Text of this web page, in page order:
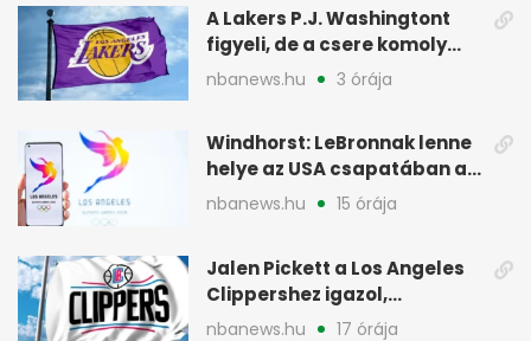
A Lakers P.J. Washingtont
figyeli, de a csere komoly
akadályokba ütközhet
nbanews.hu 3 órája
Windhorst: LeBronnak lenne
helye az USA csapatában a
2028-as olimpián
nbanews.hu 15 órája
Jalen Pickett a Los Angeles
Clippershez igazol,
kétirányú szerződéssel
nbanews.hu 17 órája